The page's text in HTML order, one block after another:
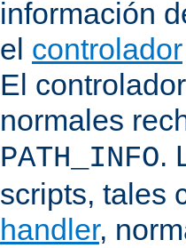
información
el controlador
El
normales
PATH_INFO.
scripts, tales
handler,